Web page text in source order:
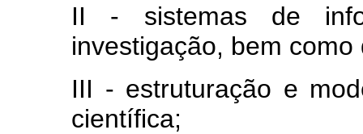
II - sistemas de
investigação, bem
III - estruturação e
científica;